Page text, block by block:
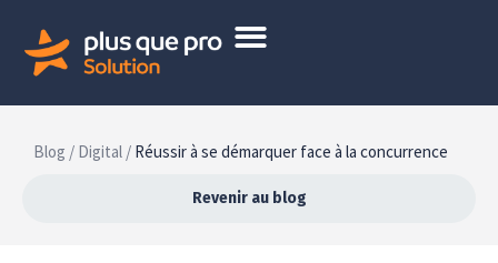
Blog / Digital / Réussir à se démarquer face à la concurrence
Revenir au blog